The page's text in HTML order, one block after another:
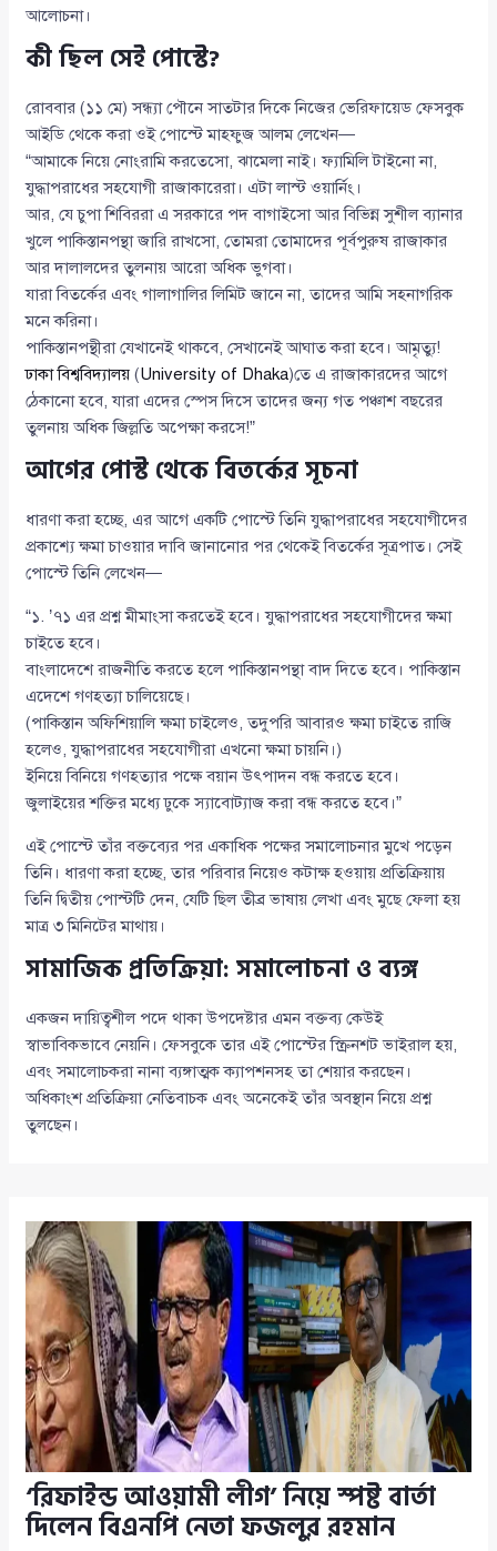
আলোচনা।
কী ছিল সেই পোস্টে?
রোববার (১১ মে) সন্ধ্যা পৌনে সাতটার দিকে নিজের ভেরিফায়েড ফেসবুক
আইডি থেকে করা ওই পোস্টে মাহফুজ আলম লেখেন—
“আমাকে নিয়ে নোংরামি করতেসো, ঝামেলা নাই। ফ্যামিলি টাইনো না,
যুদ্ধাপরাধের সহযোগী রাজাকারেরা। এটা লাস্ট ওয়ার্নিং।
আর, যে চুপা শিবিররা এ সরকারে পদ বাগাইসো আর বিভিন্ন সুশীল ব্যানার
খুলে পাকিস্তানপন্থা জারি রাখসো, তোমরা তোমাদের পূর্বপুরুষ রাজাকার
আর দালালদের তুলনায় আরো অধিক ভুগবা।
যারা বিতর্কের এবং গালাগালির লিমিট জানে না, তাদের আমি সহনাগরিক
মনে করিনা।
পাকিস্তানপন্থীরা যেখানেই থাকবে, সেখানেই আঘাত করা হবে। আমৃত্যু!
ঢাকা বিশ্ববিদ্যালয় (University of Dhaka)তে এ রাজাকারদের আগে
ঠেকানো হবে, যারা এদের স্পেস দিসে তাদের জন্য গত পঞ্চাশ বছরের
তুলনায় অধিক জিল্লতি অপেক্ষা করসে!”
আগের পোস্ট থেকে বিতর্কের সূচনা
ধারণা করা হচ্ছে, এর আগে একটি পোস্টে তিনি যুদ্ধাপরাধের সহযোগীদের
প্রকাশ্যে ক্ষমা চাওয়ার দাবি জানানোর পর থেকেই বিতর্কের সূত্রপাত। সেই
পোস্টে তিনি লেখেন—
“১. ’৭১ এর প্রশ্ন মীমাংসা করতেই হবে। যুদ্ধাপরাধের সহযোগীদের ক্ষমা
চাইতে হবে।
বাংলাদেশে রাজনীতি করতে হলে পাকিস্তানপন্থা বাদ দিতে হবে। পাকিস্তান
এদেশে গণহত্যা চালিয়েছে।
(পাকিস্তান অফিশিয়ালি ক্ষমা চাইলেও, তদুপরি আবারও ক্ষমা চাইতে রাজি
হলেও, যুদ্ধাপরাধের সহযোগীরা এখনো ক্ষমা চায়নি।)
ইনিয়ে বিনিয়ে গণহত্যার পক্ষে বয়ান উৎপাদন বন্ধ করতে হবে।
জুলাইয়ের শক্তির মধ্যে ঢুকে স্যাবোট্যাজ করা বন্ধ করতে হবে।”
এই পোস্টে তাঁর বক্তব্যের পর একাধিক পক্ষের সমালোচনার মুখে পড়েন
তিনি। ধারণা করা হচ্ছে, তার পরিবার নিয়েও কটাক্ষ হওয়ায় প্রতিক্রিয়ায়
তিনি দ্বিতীয় পোস্টটি দেন, যেটি ছিল তীব্র ভাষায় লেখা এবং মুছে ফেলা হয়
মাত্র ৩ মিনিটের মাথায়।
সামাজিক প্রতিক্রিয়া: সমালোচনা ও ব্যঙ্গ
একজন দায়িত্বশীল পদে থাকা উপদেষ্টার এমন বক্তব্য কেউই
স্বাভাবিকভাবে নেয়নি। ফেসবুকে তার এই পোস্টের স্ক্রিনশট ভাইরাল হয়,
এবং সমালোচকরা নানা ব্যঙ্গাত্মক ক্যাপশনসহ তা শেয়ার করছেন।
অধিকাংশ প্রতিক্রিয়া নেতিবাচক এবং অনেকেই তাঁর অবস্থান নিয়ে প্রশ্ন
তুলছেন।
‘রিফাইন্ড আওয়ামী লীগ’ নিয়ে স্পষ্ট বার্তা
দিলেন বিএনপি নেতা ফজলুর রহমান